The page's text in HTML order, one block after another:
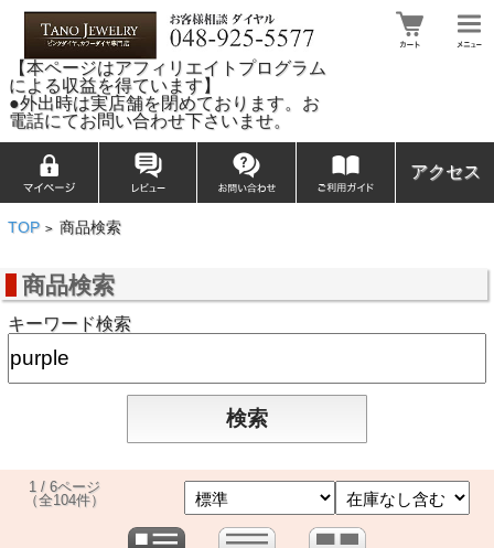
【本ページはアフィリエイトプログラム
による収益を得ています】
●外出時は実店舗を閉めております。お
電話にてお問い合わせ下さいませ。
アクセス
TOP > 商品検索
商品検索
キーワード検索
1 / 6ページ
（全104件）